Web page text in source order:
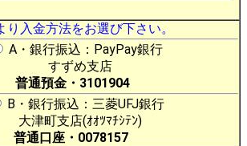
り入金方法をお選び下さい。
A・銀行振込：PayPay銀行
すずめ支店
普通預金・3101904
B・銀行振込：三菱UFJ銀行
大津町支店(ｵｵﾂﾏﾁｼﾃﾝ)
普通口座・0078157